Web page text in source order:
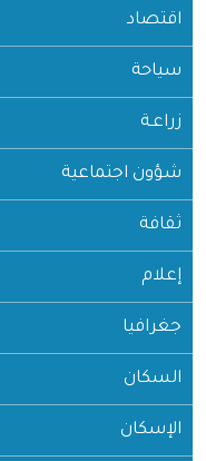
اقتصاد
سياحة
زراعـة
شؤون اجتماعية
ثقافة
إعلام
جغرافيا
السكان
الإسكان